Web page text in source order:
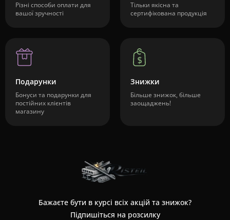
Різні способи оплати для
вашої зручності
Тільки якісна та
сертифікована продукція
Подарунки
Бонуси та подарунки для
постійних клієнтів
магазину
Знижки
Більше знижок, більше
заощаджень!
Бажаєте бути в курсі всіх акцій та знижок?
Підпишіться на розсилку